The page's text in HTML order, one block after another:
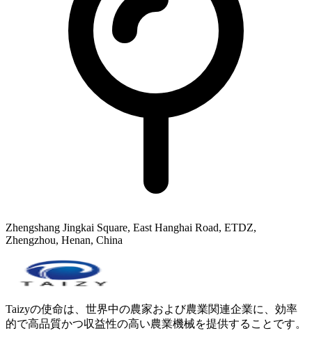
Zhengshang Jingkai Square, East Hanghai Road, ETDZ,
Zhengzhou, Henan, China
Taizyの使命は、世界中の農家および農業関連企業に、効率
的で高品質かつ収益性の高い農業機械を提供することです。